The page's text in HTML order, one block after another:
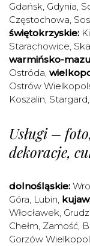
Gdańsk, Gdynia,
Częstochowa,
świętokrzyskie:
Starachowice,
warmińsko-
Ostróda,
Ostrów
Koszalin, Stargard,
Usługi –
dekoracje,
dolnośląskie:
Góra, Lubin,
Włocławek,
Chełm, Zamość,
Gorzów